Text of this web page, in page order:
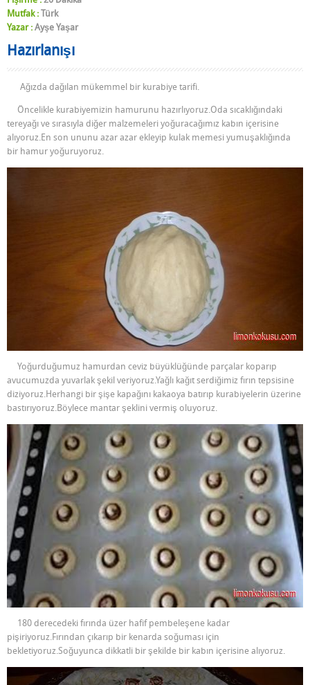
Mutfak : Türk
Yazar : Ayşe Yaşar
Hazırlanışı
Ağızda dağılan mükemmel bir kurabiye tarifi.
Öncelikle kurabiyemizin hamurunu hazırlıyoruz.Oda sıcaklığındaki
tereyağı ve sırasıyla diğer malzemeleri yoğuracağımız kabın içerisine
alıyoruz.En son ununu azar azar ekleyip kulak memesi yumuşaklığında
bir hamur yoğuruyoruz.
Yoğurduğumuz hamurdan ceviz büyüklüğünde parçalar koparıp
avucumuzda yuvarlak şekil veriyoruz.Yağlı kağıt serdiğimiz fırın tepsisine
diziyoruz.Herhangi bir şişe kapağını kakaoya batırıp kurabiyelerin üzerine
bastırıyoruz.Böylece mantar şeklini vermiş oluyoruz.
180 derecedeki fırında üzer hafif pembeleşene kadar
pişiriyoruz.Fırından çıkarıp bir kenarda soğuması için
bekletiyoruz.Soğuyunca dikkatli bir şekilde bir kabın içerisine alıyoruz.